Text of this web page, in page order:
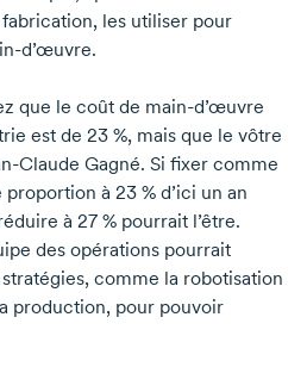
les utiliser pour
d’œuvre.
que le coût de main-d’œuvre
est de 23 %,mais que le vôtre
Claude Gagné. Si fixer comme
à 23 %d’ici un an
à 27 %pourrait l’être.
des opérations pourrait
comme la robotisation
production, pour pouvoir